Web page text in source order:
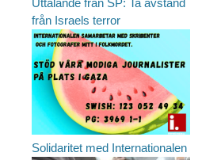
Uttalande från SP: Ta avstånd
från Israels terror
Solidaritet med Internationalen